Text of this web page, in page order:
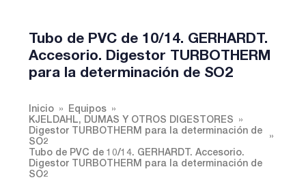
Tubo de PVC de 10/14. GERHARDT.
Accesorio. Digestor TURBOTHERM
para la determinación de SO2
Inicio
Equipos
KJELDAHL, DUMAS Y OTROS DIGESTORES
Digestor TURBOTHERM para la determinación de
SO2
Tubo de PVC de 10/14. GERHARDT. Accesorio.
Digestor TURBOTHERM para la determinación de
SO2